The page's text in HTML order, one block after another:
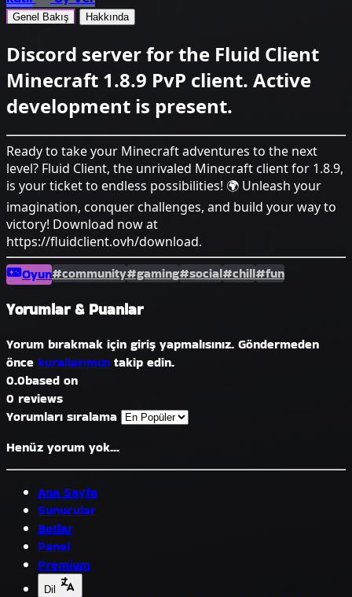
Genel Bakış Hakkında
Discord server for the Fluid Client
Minecraft 1.8.9 PvP client. Active
development is present.
Ready to take your Minecraft adventures to the next
level? Fluid Client, the unrivaled Minecraft client for 1.8.9,
is your ticket to endless possibilities! 🌍 Unleash your
imagination, conquer challenges, and build your way to
victory! Download now at
https://fluidclient.ovh/download.
Oyun#community#gaming#social#chill#fun
Yorumlar & Puanlar
Yorum bırakmak için giriş yapmalısınız. Göndermeden
önce kurallarımızı takip edin.
0.0based on
0 reviews
Yorumları sıralama
Henüz yorum yok...
Ana Sayfa
Sunucular
Botlar
Panel
Premium
Dil